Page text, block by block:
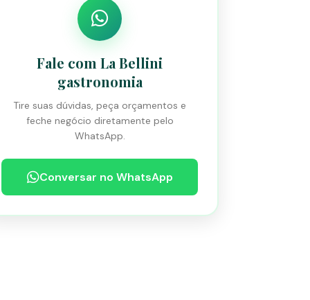
Fale com La Bellini
gastronomia
Tire suas dúvidas, peça orçamentos e
feche negócio diretamente pelo
WhatsApp.
Conversar no WhatsApp